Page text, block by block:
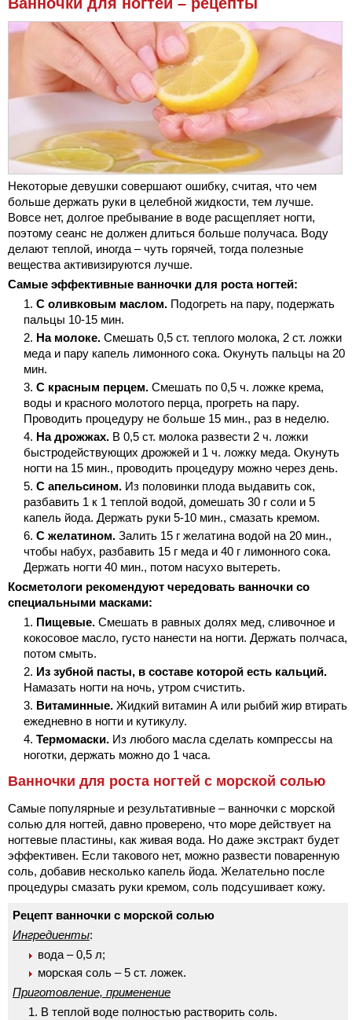
Некоторые девушки совершают ошибку, считая, что чем
больше держать руки в целебной жидкости, тем лучше.
Вовсе нет, долгое пребывание в воде расщепляет ногти,
поэтому сеанс не должен длиться больше получаса. Воду
делают теплой, иногда – чуть горячей, тогда полезные
вещества активизируются лучше.
Самые эффективные ванночки для роста ногтей:
С оливковым маслом. Подогреть на пару, подержать
пальцы 10-15 мин.
На молоке. Смешать 0,5 ст. теплого молока, 2 ст. ложки
меда и пару капель лимонного сока. Окунуть пальцы на 20
мин.
С красным перцем. Смешать по 0,5 ч. ложке крема,
воды и красного молотого перца, прогреть на пару.
Проводить процедуру не больше 15 мин., раз в неделю.
На дрожжах. В 0,5 ст. молока развести 2 ч. ложки
быстродействующих дрожжей и 1 ч. ложку меда. Окунуть
ногти на 15 мин., проводить процедуру можно через день.
С апельсином. Из половинки плода выдавить сок,
разбавить 1 к 1 теплой водой, домешать 30 г соли и 5
капель йода. Держать руки 5-10 мин., смазать кремом.
С желатином. Залить 15 г желатина водой на 20 мин.,
чтобы набух, разбавить 15 г меда и 40 г лимонного сока.
Держать ногти 40 мин., потом насухо вытереть.
Косметологи рекомендуют чередовать ванночки со
специальными масками:
Пищевые. Смешать в равных долях мед, сливочное и
кокосовое масло, густо нанести на ногти. Держать полчаса,
потом смыть.
Из зубной пасты, в составе которой есть кальций.
Намазать ногти на ночь, утром счистить.
Витаминные. Жидкий витамин А или рыбий жир втирать
ежедневно в ногти и кутикулу.
Термомаски. Из любого масла сделать компрессы на
ноготки, держать можно до 1 часа.
Ванночки для роста ногтей с морской солью
Самые популярные и результативные – ванночки с морской
солью для ногтей, давно проверено, что море действует на
ногтевые пластины, как живая вода. Но даже экстракт будет
эффективен. Если такового нет, можно развести поваренную
соль, добавив несколько капель йода. Желательно после
процедуры смазать руки кремом, соль подсушивает кожу.
Рецепт ванночки с морской солью
Ингредиенты:
вода – 0,5 л;
морская соль – 5 ст. ложек.
Приготовление, применение
В теплой воде полностью растворить соль.